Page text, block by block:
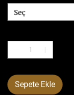
Seç
Sepete Ekle